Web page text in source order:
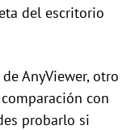
del escritorio
AnyViewer, otro
con
probarlo si